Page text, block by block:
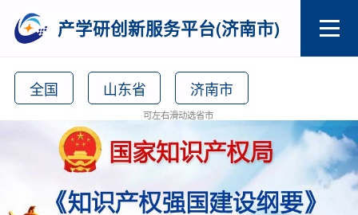
产学研创新服务平台(济南市)
全国 山东省 济南市
可左右滑动选省市